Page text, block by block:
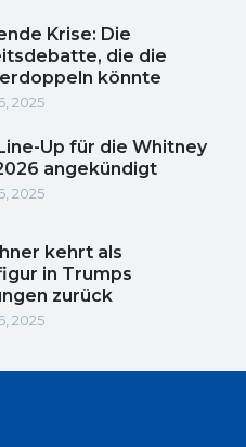
Krise: Die
die die
könnte
2025
Up für die Whitney
angekündigt
2025
kehrt als
in Trumps
zurück
2025